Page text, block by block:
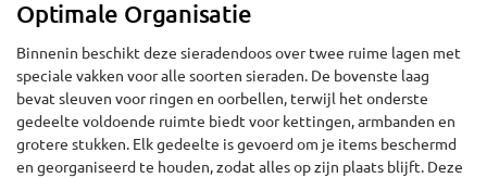
Optimale Organisatie
Binnenin beschikt deze sieradendoos over twee ruime lagen met
speciale vakken voor alle soorten sieraden. De bovenste laag
bevat sleuven voor ringen en oorbellen, terwijl het onderste
gedeelte voldoende ruimte biedt voor kettingen, armbanden en
grotere stukken. Elk gedeelte is gevoerd om je items beschermd
en georganiseerd te houden, zodat alles op zijn plaats blijft. Deze